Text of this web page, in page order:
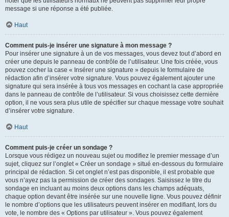
message si une réponse a été publiée.
Haut
Comment puis-je insérer une signature à mon message ?
Pour insérer une signature à un de vos messages, vous devez tout d’abord en
créer une depuis le panneau de contrôle de l’utilisateur. Une fois créée, vous
pouvez cocher la case « Insérer une signature » depuis le formulaire de
rédaction afin d’insérer votre signature. Vous pouvez également ajouter une
signature qui sera insérée à tous vos messages en cochant la case appropriée
dans le panneau de contrôle de l’utilisateur. Si vous choisissez cette dernière
option, il ne vous sera plus utile de spécifier sur chaque message votre souhait
d’insérer votre signature.
Haut
Comment puis-je créer un sondage ?
Lorsque vous rédigez un nouveau sujet ou modifiez le premier message d’un
sujet, cliquez sur l’onglet « Créer un sondage » situé en-dessous du formulaire
principal de rédaction. Si cet onglet n’est pas disponible, il est probable que
vous n’ayez pas la permission de créer des sondages. Saisissez le titre du
sondage en incluant au moins deux options dans les champs adéquats,
chaque option devant être insérée sur une nouvelle ligne. Vous pouvez définir
le nombre d’options que les utilisateurs peuvent insérer en modifiant, lors du
vote, le nombre des « Options par utilisateur ». Vous pouvez également